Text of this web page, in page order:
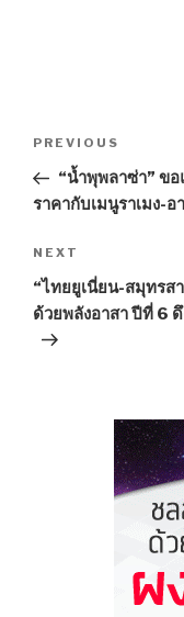
Post
navigation
Previous
Post
PREVIOUS
“น้ำพุพลาซ่า” ข
ราคากับเมนูราเมง-
Next
Post
NEXT
“ไทยยูเนี่ยน-สมุทรส
ด้วยพลังอาสา ปีที่ 6